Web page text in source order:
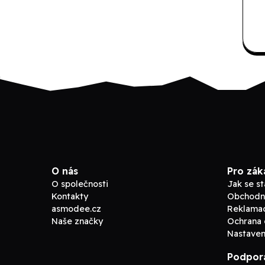
O nás
O společnosti
Kontakty
asmodee.cz
Naše značky
Pro
Jak se
Ochrana